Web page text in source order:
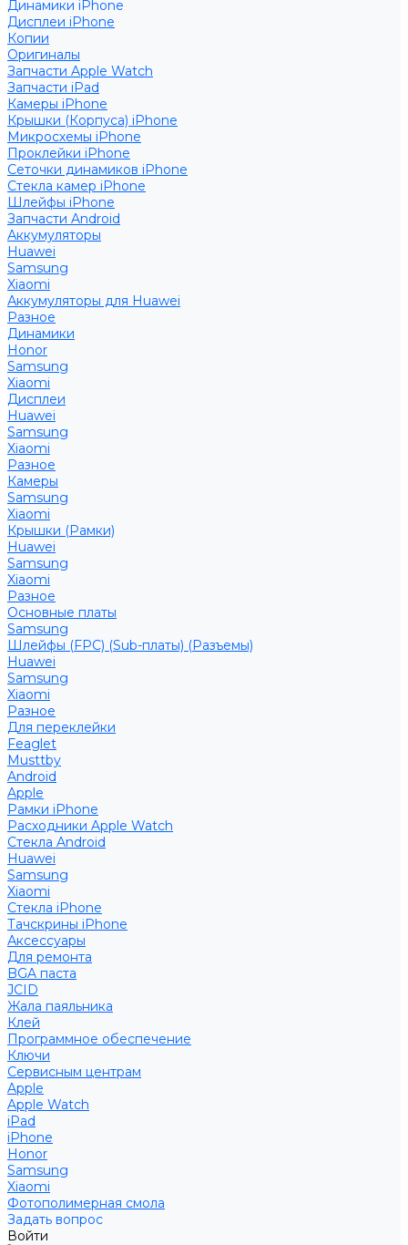
Динамики iPhone
Дисплеи iPhone
Копии
Оригиналы
Запчасти Apple Watch
Запчасти iPad
Камеры iPhone
Крышки (Корпуса) iPhone
Микросхемы iPhone
Проклейки iPhone
Сеточки динамиков iPhone
Стекла камер iPhone
Шлейфы iPhone
Запчасти Android
Аккумуляторы
Huawei
Samsung
Xiaomi
Аккумуляторы для Huawei
Разное
Динамики
Honor
Samsung
Xiaomi
Дисплеи
Huawei
Samsung
Xiaomi
Разное
Камеры
Samsung
Xiaomi
Крышки (Рамки)
Huawei
Samsung
Xiaomi
Разное
Основные платы
Samsung
Шлейфы (FPC) (Sub-платы) (Разъемы)
Huawei
Samsung
Xiaomi
Разное
Для переклейки
Feaglet
Musttby
Android
Apple
Рамки iPhone
Расходники Apple Watch
Стекла Android
Huawei
Samsung
Xiaomi
Стекла iPhone
Тачскрины iPhone
Аксессуары
Для ремонта
BGA паста
JCID
Жала паяльника
Клей
Программное обеспечение
Ключи
Сервисным центрам
Apple
Apple Watch
iPad
iPhone
Honor
Samsung
Xiaomi
Фотополимерная смола
Задать вопрос
Войти